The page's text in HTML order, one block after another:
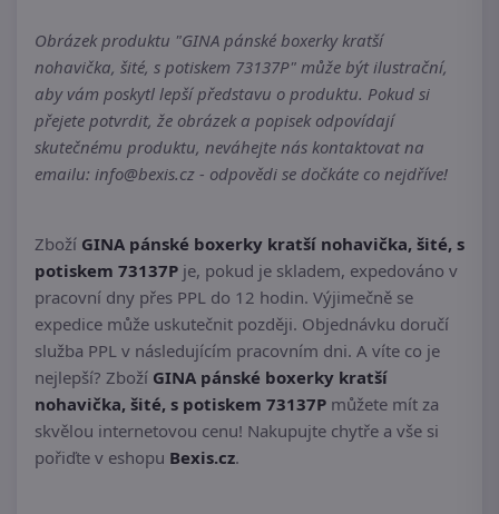
Obrázek produktu "GINA pánské boxerky kratší
nohavička, šité, s potiskem 73137P" může být ilustrační,
aby vám poskytl lepší představu o produktu. Pokud si
přejete potvrdit, že obrázek a popisek odpovídají
skutečnému produktu, neváhejte nás kontaktovat na
emailu: info@bexis.cz - odpovědi se dočkáte co nejdříve!
Zboží GINA pánské boxerky kratší nohavička, šité, s
potiskem 73137P je, pokud je skladem, expedováno v
pracovní dny přes PPL do 12 hodin. Výjimečně se
expedice může uskutečnit později. Objednávku doručí
služba PPL v následujícím pracovním dni. A víte co je
nejlepší? Zboží GINA pánské boxerky kratší
nohavička, šité, s potiskem 73137P můžete mít za
skvělou internetovou cenu! Nakupujte chytře a vše si
pořiďte v eshopu Bexis.cz.